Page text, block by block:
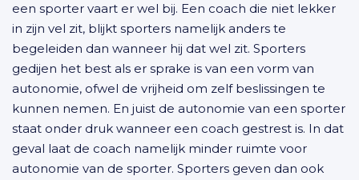
een sporter vaart er wel bij. Een coach die niet lekker
in zijn vel zit, blijkt sporters namelijk anders te
begeleiden dan wanneer hij dat wel zit. Sporters
gedijen het best als er sprake is van een vorm van
autonomie, ofwel de vrijheid om zelf beslissingen te
kunnen nemen. En juist de autonomie van een sporter
staat onder druk wanneer een coach gestrest is. In dat
geval laat de coach namelijk minder ruimte voor
autonomie van de sporter. Sporters geven dan ook